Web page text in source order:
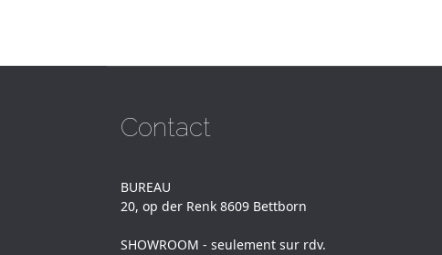
Contact
BUREAU
20, op der Renk 8609 Bettborn
SHOWROOM - seulement sur rdv.